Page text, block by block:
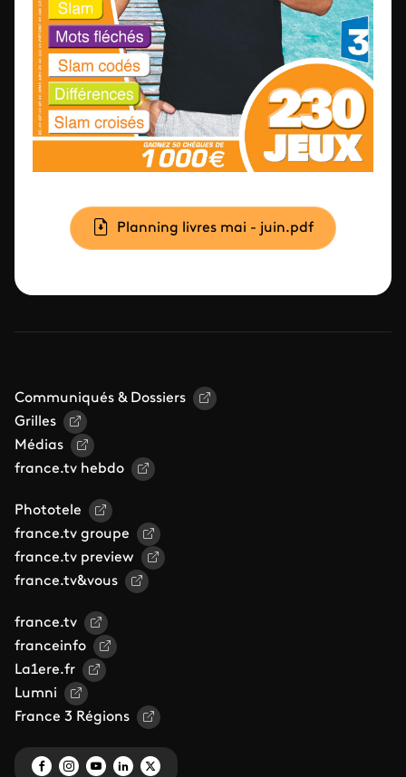
Document
Planning livres mai - juin.pdf
Communiqués & Dossiers
Grilles
Médias
france.tv hebdo
Phototele
france.tv groupe
france.tv preview
france.tv&vous
france.tv
franceinfo
La1ere.fr
Lumni
France 3 Régions